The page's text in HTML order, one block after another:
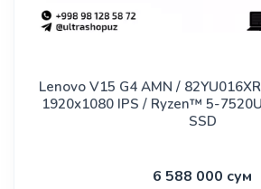
Lenovo V15 G4 AMN /
1920x1080 IPS / Ryzen™ 5-
SSD
6 588 000 сум